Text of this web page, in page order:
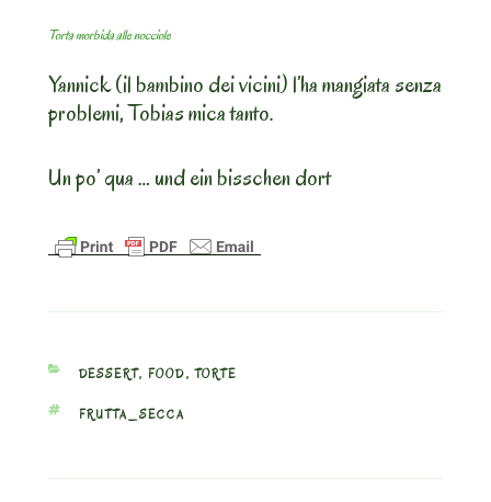
Torta morbida alle nocciole
Yannick (il bambino dei vicini) l’ha mangiata senza
problemi, Tobias mica tanto.
Un po’ qua … und ein bisschen dort
CATEGORIES
DESSERT, FOOD,TORTE
TAGS
FRUTTA_SECCA